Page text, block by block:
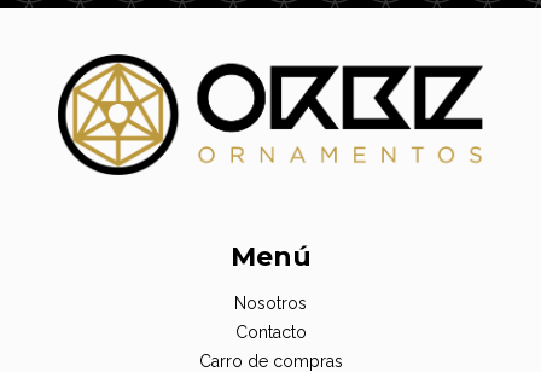
Menú
Nosotros
Contacto
Carro de compras